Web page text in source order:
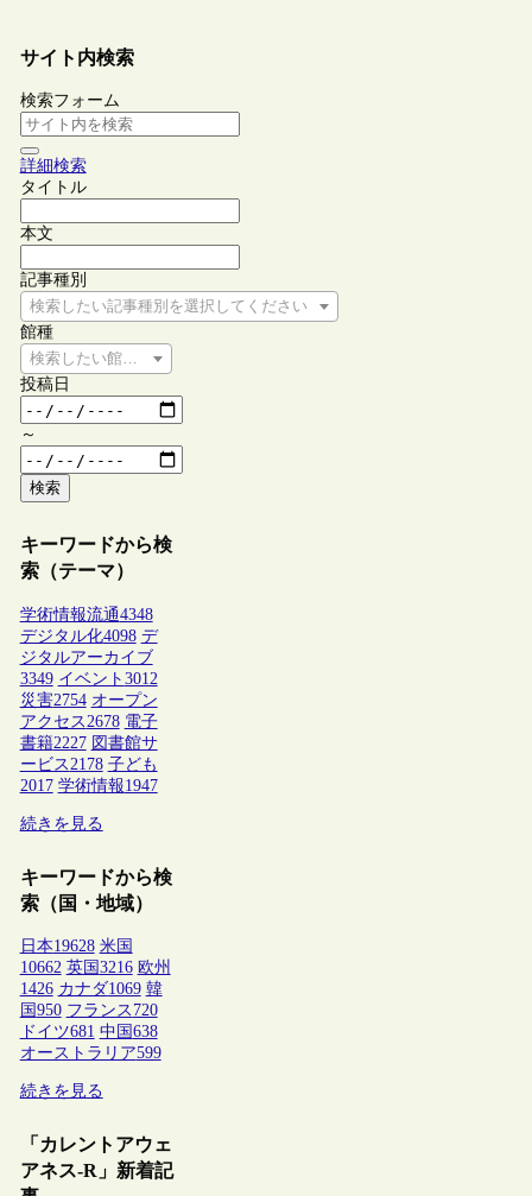
サイト内検索
検索フォーム
詳細検索
タイトル
本文
記事種別
検索したい記事種別を選択してください
館種
検索したい館種を選択してください
投稿日
～
検索
キーワードから検
索（テーマ）
学術情報流通4348
デジタル化4098 デ
ジタルアーカイブ
3349 イベント 3012
災害2754 オープン
アクセス 2678 電子
書籍2227 図書館サ
ービス 2178 子ども
2017 学術情報1947
続きを見る
キーワードから検
索（国・地域）
日本19628 米国
10662 英国 3216 欧州
1426 カナダ1069 韓
国 950 フランス 720
ドイツ681 中国 638
オーストラリア599
続きを見る
「カレントアウェ
アネス-R」新着記